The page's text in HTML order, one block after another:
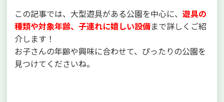
この記事では、大型遊具がある公園を中心に、 遊具の
種類や対象年齢、子連れに嬉しい設備まで詳しくご紹
介します！
お子さんの年齢や興味に合わせて、ぴったりの公園を
見つけてくださいね。